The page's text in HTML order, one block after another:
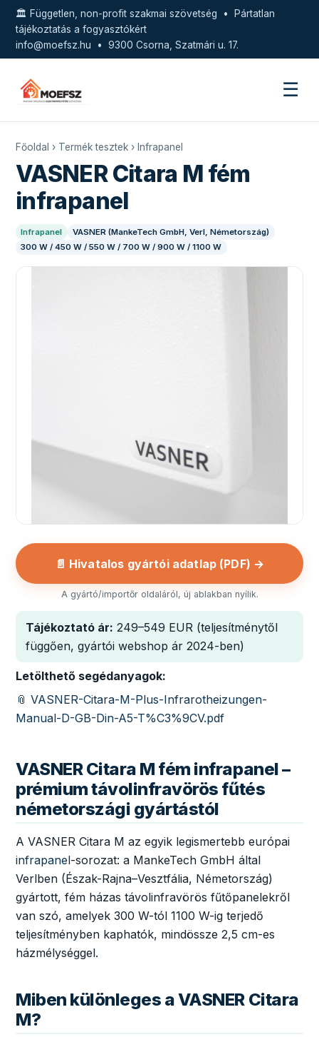
🏛️ Független, non-profit szakmai szövetség • Pártatlan
tájékoztatás a fogyasztókért
info@moefsz.hu • 9300 Csorna, Szatmári u. 17.
☰
Főoldal › Termék tesztek › Infrapanel
VASNER Citara M fém
infrapanel
Infrapanel
VASNER (MankeTech GmbH, Verl, Németország)
300 W / 450 W / 550 W / 700 W / 900 W / 1100 W
📄 Hivatalos gyártói adatlap (PDF) →
A gyártó/importőr oldaláról, új ablakban nyílik.
Tájékoztató ár: 249–549 EUR (teljesítménytől
függően, gyártói webshop ár 2024-ben)
Letölthető segédanyagok:
📎 VASNER-Citara-M-Plus-Infrarotheizungen-
Manual-D-GB-Din-A5-T%C3%9CV.pdf
VASNER Citara M fém infrapanel –
prémium távolinfravörös fűtés
németországi gyártástól
A VASNER Citara M az egyik legismertebb európai
infrapanel-sorozat: a MankeTech GmbH által
Verlben (Észak-Rajna–Vesztfália, Németország)
gyártott, fém házas távolinfravörös fűtőpanelekről
van szó, amelyek 300 W-tól 1100 W-ig terjedő
teljesítményben kaphatók, mindössze 2,5 cm-es
házmélységgel.
Miben különleges a VASNER Citara
M?